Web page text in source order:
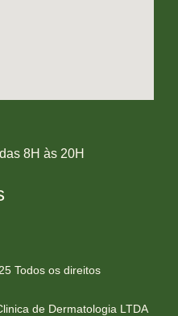
8H às 20H
Todos os direitos
de Dermatologia LTDA